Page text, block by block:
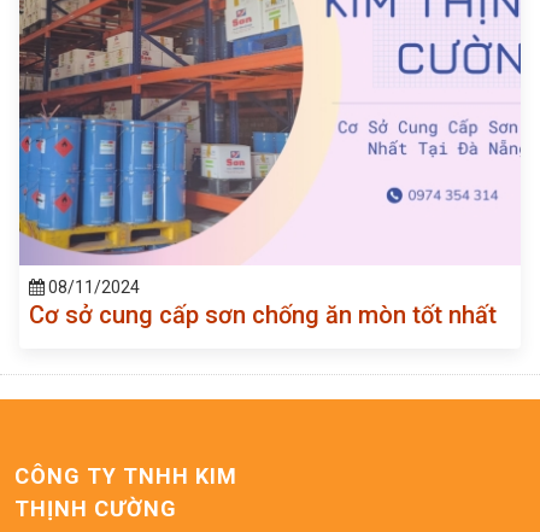
08/11/2024
Cơ sở cung cấp sơn chống ăn mòn tốt nhất
CÔNG TY TNHH KIM
THỊNH CƯỜNG